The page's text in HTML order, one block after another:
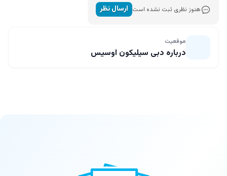
هنوز نظری ثبت نشده است ارسال نظر
موقعیت
درباره دبی سیلیکون اوسیس